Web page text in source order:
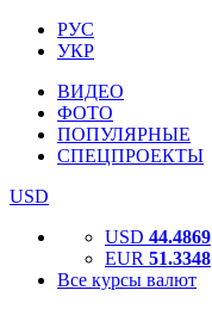
РУС
УКР
ВИДЕО
ФОТО
ПОПУЛЯРНЫЕ
СПЕЦПРОЕКТЫ
USD
USD 44.4869
EUR 51.3348
Все курсы валют